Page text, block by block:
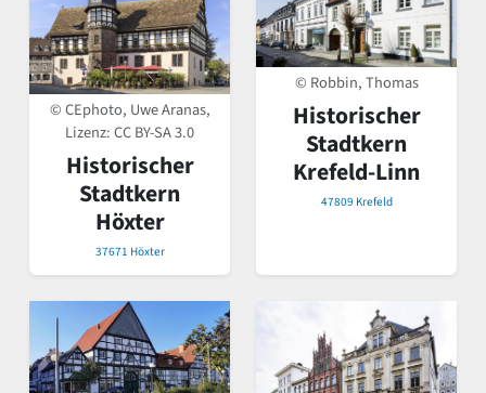
© CEphoto, Uwe Aranas,
Lizenz:CC BY-SA 3.0
Historischer
Stadtkern
Höxter
37671 Höxter
© Robbin, Thomas
Historischer
Stadtkern
Krefeld-Linn
47809 Krefeld